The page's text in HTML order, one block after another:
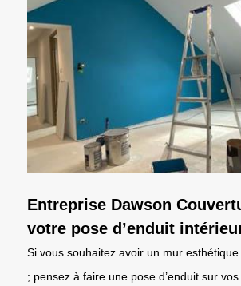
Entreprise Dawson
votre pose d’enduit
Si vous souhaitez avoir un mur
; pensez à faire une pose d’enduit sur